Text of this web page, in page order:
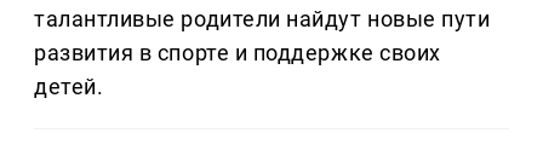
талантливые родители найдут новые пути
развития в спорте и поддержке своих
детей.